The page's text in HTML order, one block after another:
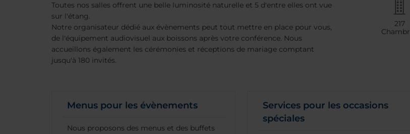
Toutes nos salles offrent une belle luminosité naturelle et 5 d'entre elles ont vue
sur l'étang.
Notre organisateur dédié aux évènements peut tout mettre en place pour vous,
de l'équipement audiovisuel aux boissons après votre conférence. Nous
accueillons également les cérémonies et réceptions de mariage comptant
jusqu'à 180 invités.
217
Menus pour les évènements
Nous proposons des menus et des buffets
Services pour les occasions
spéciales